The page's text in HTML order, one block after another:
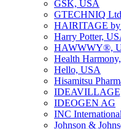
GSK, USA
GTECHNIQ Ltd
HAIRITAGE
Harry Potter,
HAWWWY®,
Health
Hello, USA
Hisamitsu
IDEOGEN AG
INC
Johnson &